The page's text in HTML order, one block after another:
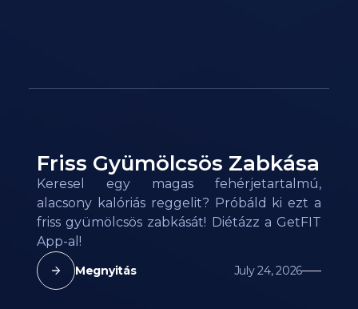
Friss Gyümölcsös Zabkása
Keresel egy magas fehérjetartalmú,
alacsony kalóriás reggelit? Próbáld ki ezt a
friss gyümölcsös zabkását! Diétázz a GetFIT
App-al!
Megnyitás July 24, 2026